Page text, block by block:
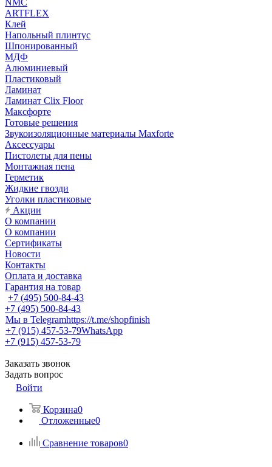
NMC
ARTFLEX
Клей
Напольный плинтус
Шпонированный
МДФ
Алюминиевый
Пластиковый
Ламинат
Ламинат Clix Floor
Максфорте
Готовые решения
Звукоизоляционные материалы Maxforte
Аксессуары
Пистолеты для пены
Монтажная пена
Герметик
Жидкие гвозди
Уголки пластиковые
Акции
О компании
О компании
Сертификаты
Новости
Контакты
Оплата и доставка
Гарантия на товар
+7 (495) 500-84-43
+7 (495) 500-84-43
Мы в Telegramhttps://t.me/shopfinish
+7 (915) 457-53-79WhatsApp
+7 (915) 457-53-79
Заказать звонок
Задать вопрос
Войти
Корзина0
Отложенные0
Сравнение товаров0